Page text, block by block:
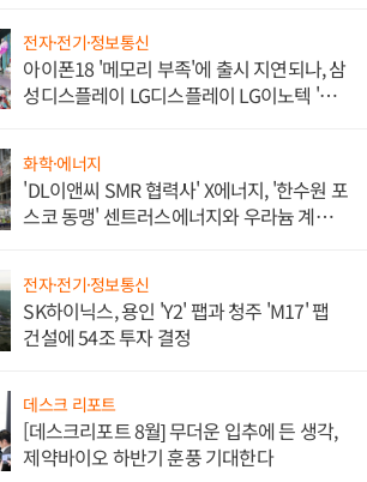
전자·전기·정보통신
아이폰18 '메모리 부족'에 출시 지연되나, 삼
성디스플레이 LG디스플레이 LG이노텍 '탈
화학·에너지
'DL이앤씨 SMR 협력사' X에너지, '한수원 포
스코 동맹' 센트러스에너지와 우라늄 계약
전자·전기·정보통신
SK하이닉스, 용인 'Y2' 팹과 청주 'M17' 팹
건설에 54조 투자 결정
데스크 리포트
[데스크리포트 8월] 무더운 입추에 든 생각,
제약바이오 하반기 훈풍 기대한다